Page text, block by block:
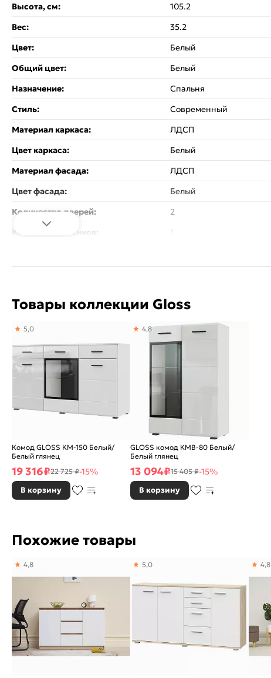
Высота, см:
105.2
Вес:
35.2
Цвет:
Белый
Общий цвет:
Белый
Назначение:
Спальня
Стиль:
Современный
Материал каркаса:
ЛДСП
Цвет каркаса:
Белый
Материал фасада:
ЛДСП
Цвет фасада:
Белый
Количество дверей:
2
Количество ящиков:
1
Коллекция:
Производитель:
НК-мебель
Товары коллекции Gloss
Комод GLOSS КМ-150 Белый/
Белый глянец
5,0
19 316₽22 725 ₽-15%
В корзину
GLOSS комод КМВ-80 Белый/
Белый глянец
4,8
13 094₽15 405 ₽-15%
В корзину
Похожие товары
4,8 5,0 4,8